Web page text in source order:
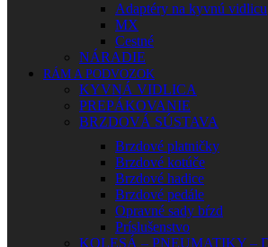
Adaptéry na kyvnú vidlicu
MX
Cestné
NÁRADIE
RÁM A PODVOZOK
KYVNÁ VIDLICA
PREPÁKOVANIE
BRZDOVÁ SÚSTAVA
Brzdové platničky
Brzdové kotúče
Brzdové hadice
Brzdové pedále
Opravné sady bŕzd
Príslušenstvo
KOLESÁ – PNEUMATIKY –